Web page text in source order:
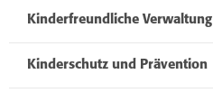
Kinderfreundliche Verwaltung
Kinderschutz und Prävention